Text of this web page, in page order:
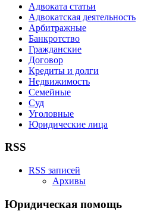
Адвоката статьи
Адвокатская деятельность
Арбитражные
Банкротство
Гражданские
Договор
Кредиты и долги
Недвижимость
Семейные
Суд
Уголовные
Юридические лица
RSS
RSS записей
Архивы
Юридическая помощь